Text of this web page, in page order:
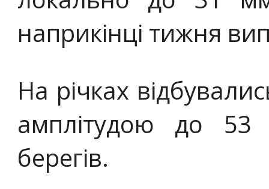
наприкінці тижня
На річках
амплітудою до
берегів.